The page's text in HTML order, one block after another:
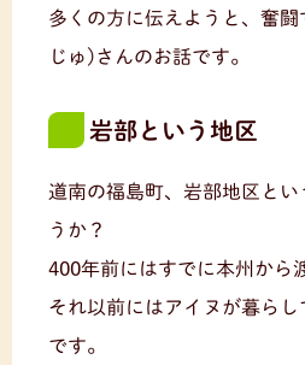
多くの方に伝えようと、奮闘
じゅ)さんのお話です。
岩部という地区
道南の福島町、岩部地区とい
うか？
400年前にはすでに本州から
それ以前にはアイヌが暮らし
です。